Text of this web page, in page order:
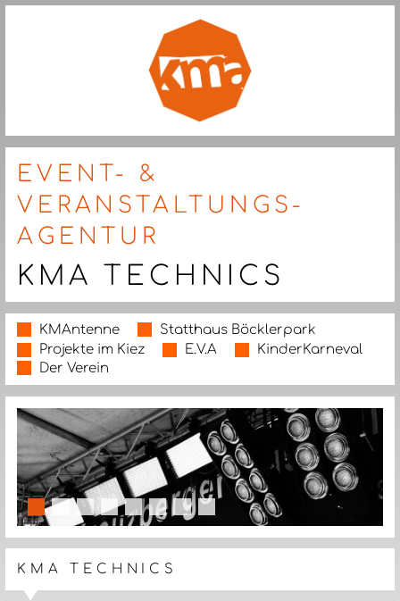
EVENT- &
VERANSTALTUNGS-
AGENTUR
KMA TECHNICS
KMAntenne
Statthaus Böcklerpark
Projekte im Kiez
E.V.A
KinderKarneval
Der Verein
slide details.
slide details.
slide details.
slide details.
slide details.
slide details.
slide details.
slide details.
KMA TECHNICS